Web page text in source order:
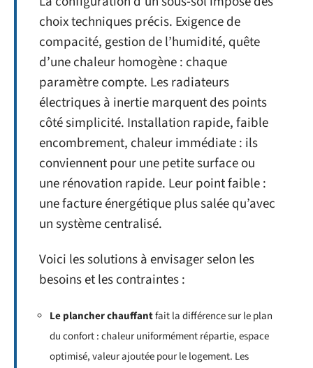
choix techniques précis. Exigence de
compacité, gestion de l’humidité, quête
d’une chaleur homogène : chaque
paramètre compte. Les radiateurs
électriques à inertie marquent des points
côté simplicité. Installation rapide, faible
encombrement, chaleur immédiate : ils
conviennent pour une petite surface ou
une rénovation rapide. Leur point faible :
une facture énergétique plus salée qu’avec
un système centralisé.
Voici les solutions à envisager selon les
besoins et les contraintes :
Le plancher chauffantfait la différence sur le plan
du confort : chaleur uniformément répartie, espace
optimisé, valeur ajoutée pour le logement. Les